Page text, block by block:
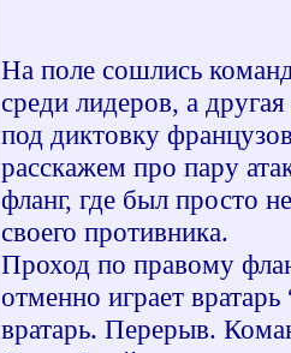
На поле сошлись
среди лидеров, а
под диктовку
расскажем про пару
фланг, где был просто
своего противника.
Проход по правому
отменно играет
вратарь. Перерыв.